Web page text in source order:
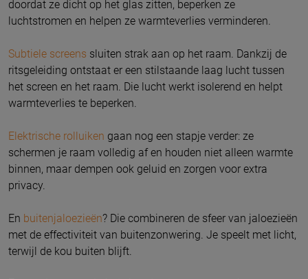
doordat ze dicht op het glas zitten, beperken ze
luchtstromen en helpen ze warmteverlies verminderen.
Subtiele screens sluiten strak aan op het raam. Dankzij de
ritsgeleiding ontstaat er een stilstaande laag lucht tussen
het screen en het raam. Die lucht werkt isolerend en helpt
warmteverlies te beperken.
Elektrische rolluiken gaan nog een stapje verder: ze
schermen je raam volledig af en houden niet alleen warmte
binnen, maar dempen ook geluid en zorgen voor extra
privacy.
En buitenjaloezieën? Die combineren de sfeer van jaloezieën
met de effectiviteit van buitenzonwering. Je speelt met licht,
terwijl de kou buiten blijft.